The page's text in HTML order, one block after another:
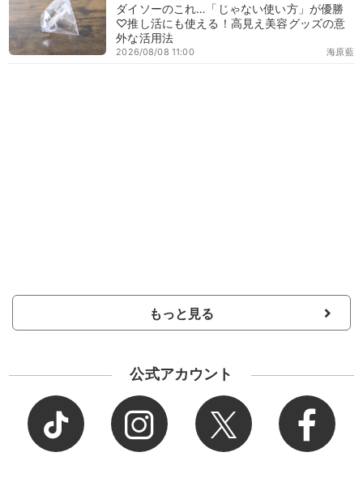
ダイソーのこれ…「じゃない使い方」が優勝
♡推し活にも使える！高見え美容グッズの意
外な活用法
海原藍
2026/08/08 11:00
もっと見る
公式アカウント